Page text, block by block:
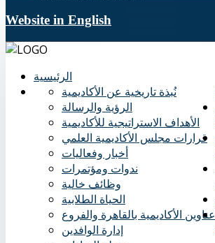
Website in English
الرئيسية
نُبذة تاريخية عن الأكاديمية
الرؤية والرسالة
الأهداف الاستراتيجية للأكاديمية
قرارات مجلس الأكاديمية العلمي
أخبار وفعاليات
ندوات ومؤتمرات
وظائف خالية
الحياة الطلابية
عناوين الأكاديمية بالقاهرة والفروع
إدارة الوافدين